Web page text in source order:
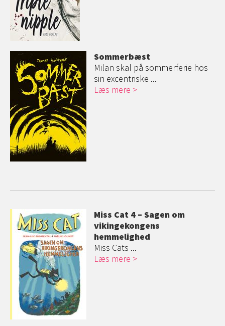
Sommerbæst
Milan skal på sommerferie hos
sin excentriske ...
Læs mere
Miss Cat 4 – Sagen om
vikingekongens
hemmelighed
Miss Cats ...
Læs mere